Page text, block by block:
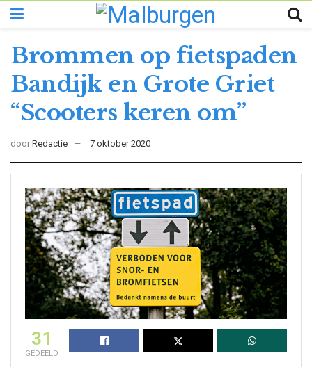
Brommen op fietspaden
Bandijk en Grote Griet
“Scooters keren om”
door Redactie 7 oktober 2020
31
GEDEELD